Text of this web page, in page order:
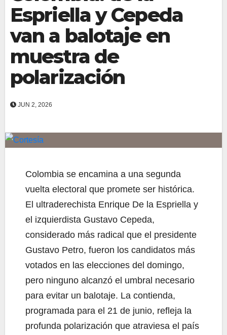
Espriella y Cepeda
van a balotaje en
muestra de
polarización
JUN 2, 2026
Colombia se encamina a una segunda
vuelta electoral que promete ser histórica.
El ultraderechista Enrique De la Espriella y
el izquierdista Gustavo Cepeda,
considerado más radical que el presidente
Gustavo Petro, fueron los candidatos más
votados en las elecciones del domingo,
pero ninguno alcanzó el umbral necesario
para evitar un balotaje. La contienda,
programada para el 21 de junio, refleja la
profunda polarización que atraviesa el país